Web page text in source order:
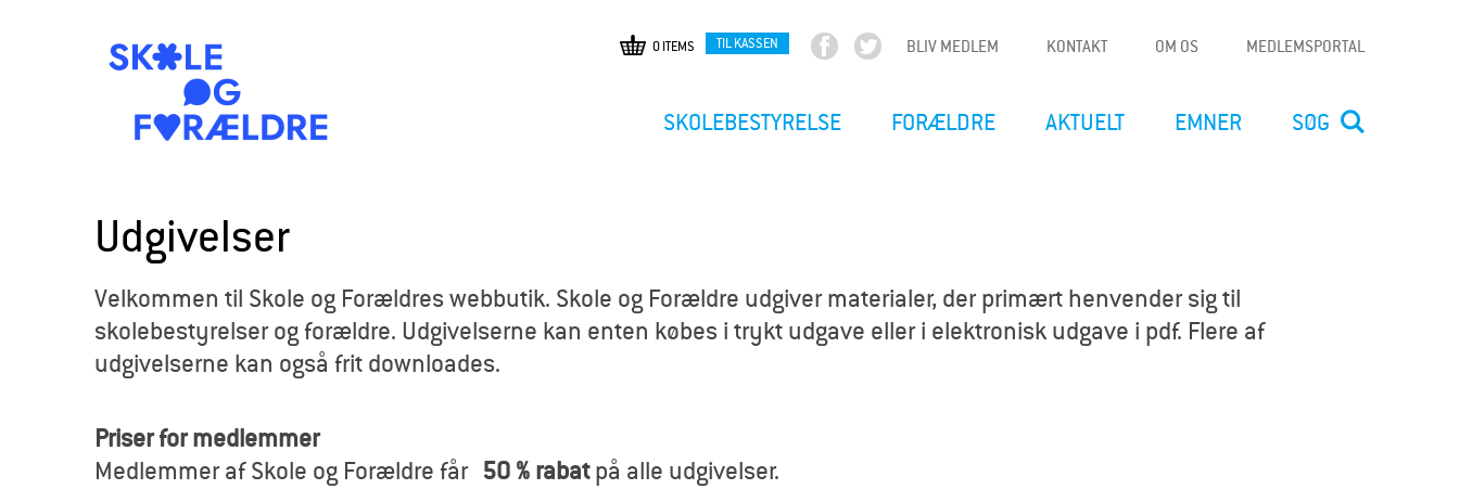
Gå
k
l
e
o
g
BLIV MEDLEM KONTAKT OM OS MEDLEMSPORTAL
0 ITEMS TIL KASSEN
SKOLEBESTYRELSE FORÆLDRE AKTUELT EMNER SØG
Udgivelser
Velkommen til Skole og Forældres webbutik. Skole og Forældre udgiver materialer, der primært henvender sig til
skolebestyrelser og forældre. Udgivelserne kan enten købes i trykt udgave eller i elektronisk udgave i pdf. Flere af
udgivelserne kan også frit downloades.
Priser for medlemmer
Medlemmer af Skole og Forældre får 50 % rabatpå alle udgivelser.